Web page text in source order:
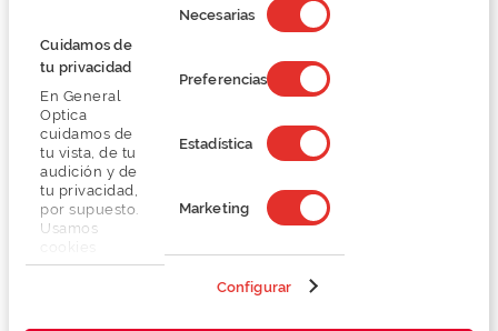
Cuidamos de
tu privacidad
En General
Optica
cuidamos de
tu vista, de tu
audición y de
tu privacidad,
por supuesto.
Usamos
propias y de
de
consentimiento
Necesarias
Preferencias
Estadística
Marketing
Configurar
Oakley GIBSTON 0OO9449
108,74 €